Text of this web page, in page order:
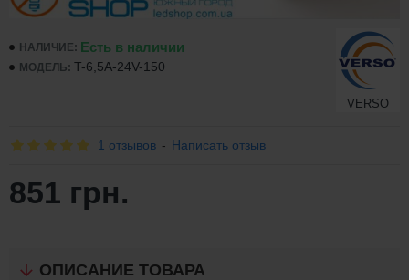
НАЛИЧИЕ: Есть в наличии
МОДЕЛЬ: T-6,5A-24V-150
VERSO
1 отзывов - Написать отзыв
851 грн.
ОПИСАНИЕ ТОВАРА